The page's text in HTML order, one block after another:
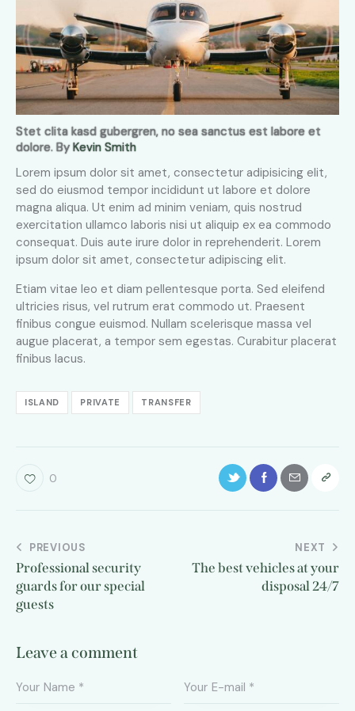
Stet clita kasd gubergren, no sea sanctus est labore et
dolore. ByKevin Smith
Lorem ipsum dolor sit amet, consectetur adipisicing elit,
sed do eiusmod tempor incididunt ut labore et dolore
magna aliqua. Ut enim ad minim veniam, quis nostrud
exercitation ullamco laboris nisi ut aliquip ex ea commodo
consequat. Duis aute irure dolor in reprehenderit. Lorem
ipsum dolor sit amet, consectetur adipiscing elit.
Etiam vitae leo et diam pellentesque porta. Sed eleifend
ultricies risus, vel rutrum erat commodo ut. Praesent
finibus congue euismod. Nullam scelerisque massa vel
augue placerat, a tempor sem egestas. Curabitur placerat
finibus lacus.
ISLAND PRIVATE TRANSFER
0
PREVIOUS
Professional security
guards for our special
guests
NEXT
The best vehicles at your
disposal 24/7
Leave a comment